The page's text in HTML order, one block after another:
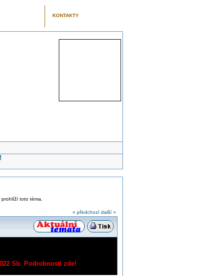
KONTAKTY
toto téma.
« předchozí další »
Sb. Podrobnosti zde!